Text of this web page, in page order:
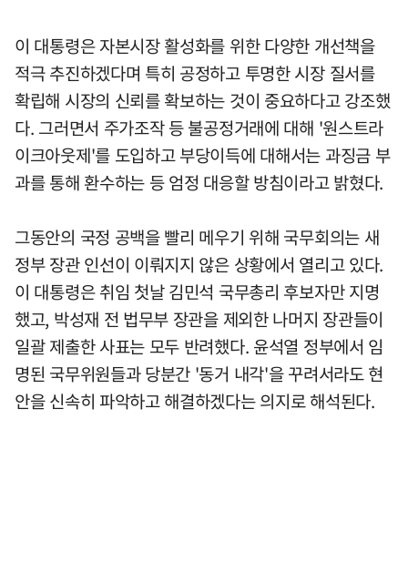
이 대통령은 자본시장 활성화를 위한 다양한 개선책을
적극 추진하겠다며 특히 공정하고 투명한 시장 질서를
확립해 시장의 신뢰를 확보하는 것이 중요하다고 강조했
다. 그러면서 주가조작 등 불공정거래에 대해 '원스트라
이크아웃제'를 도입하고 부당이득에 대해서는 과징금 부
과를 통해 환수하는 등 엄정 대응할 방침이라고 밝혔다.
그동안의 국정 공백을 빨리 메우기 위해 국무회의는 새
정부 장관 인선이 이뤄지지 않은 상황에서 열리고 있다.
이 대통령은 취임 첫날 김민석 국무총리 후보자만 지명
했고, 박성재 전 법무부 장관을 제외한 나머지 장관들이
일괄 제출한 사표는 모두 반려했다. 윤석열 정부에서 임
명된 국무위원들과 당분간 '동거 내각'을 꾸려서라도 현
안을 신속히 파악하고 해결하겠다는 의지로 해석된다.